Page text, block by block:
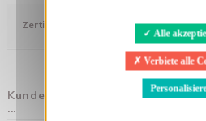
Alle
Verbiete alle
Zertifizierung
Kunden, die diesen Artikel
...